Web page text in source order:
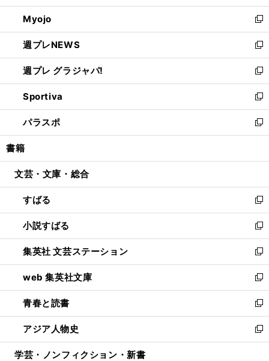
開
く
ウ
で
開
く
ン
ド
ウ
で
開
く
ウ
ィ
ン
ド
ウ
で
開
く
Myojo
新
し
い
ウ
ィ
ン
ド
ウ
で
開
週プレNEWS
新
し
い
ウ
ィ
ン
ド
ウ
開
週プレ グラジャパ!
新
し
い
ウ
ィ
ン
ウ
開
く
Sportiva
新
し
い
ウ
ン
ウ
で
開
く
パラスポ
新
し
ウ
ン
ド
ウ
で
開
く
書籍
文芸・文庫・総合
すばる
新
し
い
ウ
ィ
ン
ド
ウ
で
開
く
小説すばる
新
し
い
ウ
ィ
ン
ド
ウ
で
開
集英社 文芸ステーション
新
し
い
ウ
ィ
ン
ド
ウ
web 集英社文庫
新
し
い
ウ
ィ
ン
青春と読書
新
し
い
ウ
アジア人物史
新
し
学芸・ノンフィクション・新書